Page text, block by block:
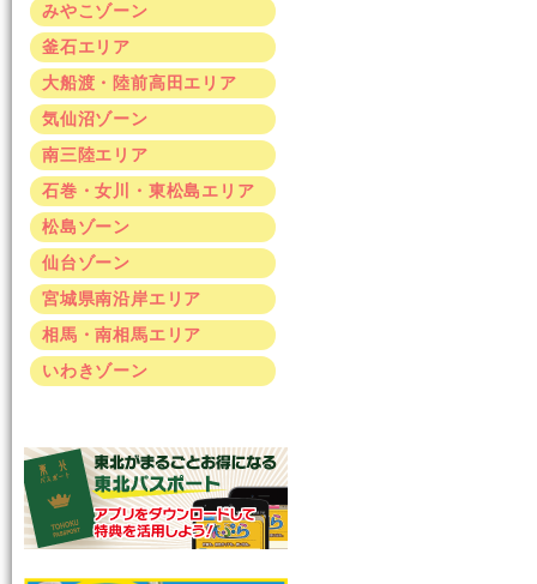
みやこゾーン
釜石エリア
大船渡・陸前高田エリア
気仙沼ゾーン
南三陸エリア
石巻・女川・東松島エリア
松島ゾーン
仙台ゾーン
宮城県南沿岸エリア
相馬・南相馬エリア
いわきゾーン